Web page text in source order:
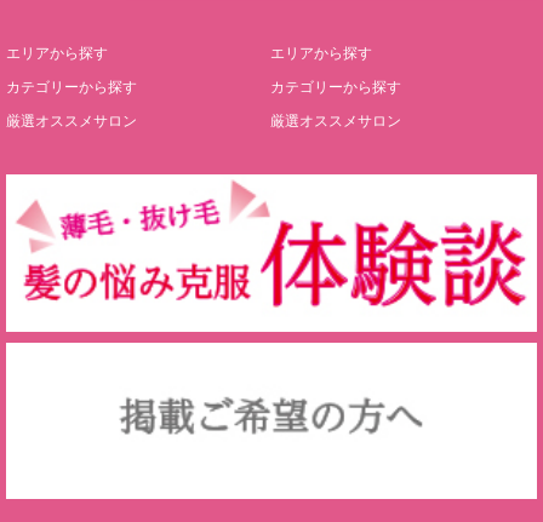
エリアから探す
カテゴリーから探す
厳選オススメサロン
エリアから探す
カテゴリーから探す
厳選オススメサロン